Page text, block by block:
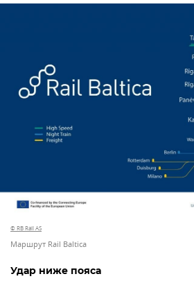
© RB Rail AS
Маршрут Rail Baltica
Удар ниже пояса